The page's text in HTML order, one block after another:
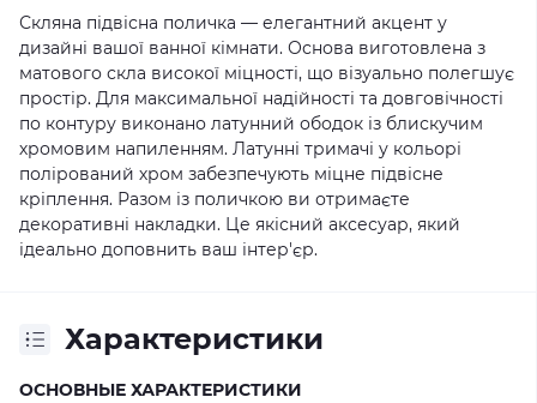
Скляна підвісна поличка — елегантний акцент у
дизайні вашої ванної кімнати. Основа виготовлена з
матового скла високої міцності, що візуально полегшує
простір. Для максимальної надійності та довговічності
по контуру виконано латунний ободок із блискучим
хромовим напиленням. Латунні тримачі у кольорі
полірований хром забезпечують міцне підвісне
кріплення. Разом із поличкою ви отримаєте
декоративні накладки. Це якісний аксесуар, який
ідеально доповнить ваш інтер'єр.
Характеристики
ОСНОВНЫЕ ХАРАКТЕРИСТИКИ